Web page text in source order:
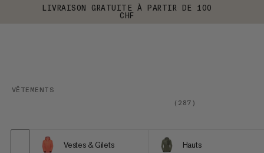
LIVRAISON GRATUITE À PARTIR DE 100
CHF
VÊTEMENTS
( 287 )
Vestes & Gilets Hauts